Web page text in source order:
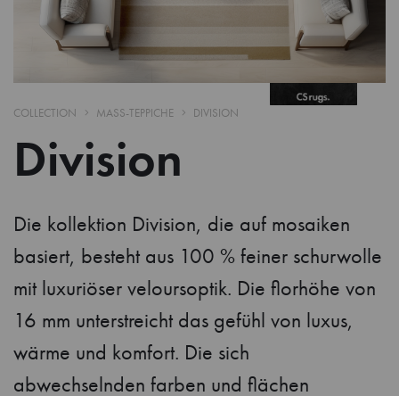
COLLECTION MASS-TEPPICHE DIVISION
Division
Die kollektion Division, die auf mosaiken
basiert, besteht aus 100 % feiner schurwolle
mit luxuriöser veloursoptik. Die florhöhe von
16 mm unterstreicht das gefühl von luxus,
wärme und komfort. Die sich
abwechselnden farben und flächen